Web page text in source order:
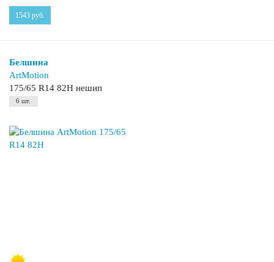
1543 руб.
Белшина
ArtMotion
175/65 R14 82H нешип
6 шт.